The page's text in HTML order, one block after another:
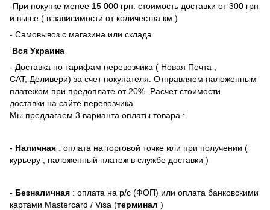
-При покупке менее 15 000 грн. стоимость доставки от 300 грн
и выше ( в зависимости от количества км.)
- Самовывоз с магазина или склада.
Вся Украина
- Доставка по тарифам перевозчика ( Новая Почта ,
САТ, Деливери) за счет покупателя. Отправляем наложенным
платежом при предоплате от 20%. Расчет стоимости
доставки на сайте перевозчика.
Мы предлагаем 3 варианта оплаты товара :
- Наличная : оплата на торговой точке или при получении (
курьеру , наложенный платеж в службе доставки )
- Безналичная : оплата на р/с (ФОП) или оплата банковскими
картами Mastercard / Visa (терминал )